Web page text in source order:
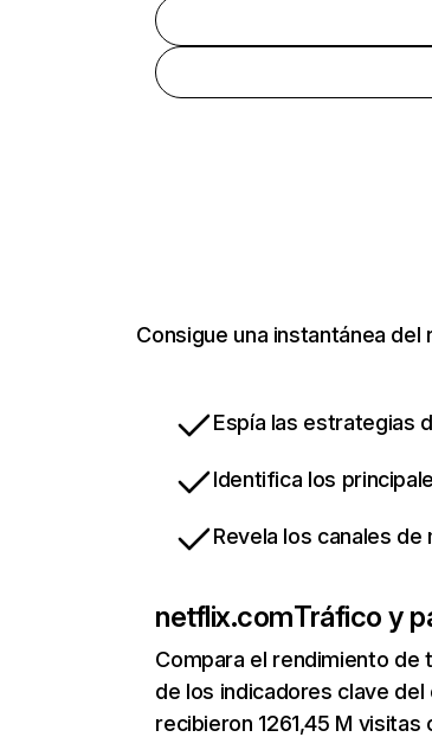
Consigue una instantánea
Espía las estrategias
Identifica los
Revela los canales
netflix.comTráfico y
Compara el rendimiento de
de los indicadores clave
recibieron 1261,45 M visitas